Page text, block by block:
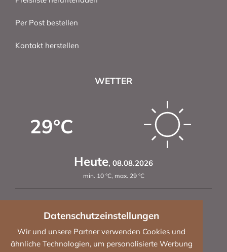
Datenschutzeinstellungen
Wir und unsere Partner verwenden Cookies und
ähnliche Technologien, um personalisierte Werbung
Per Post bestellen
Kontakt herstellen
WETTER
29°C
Heute, 08.08.2026
min. 10 °C, max. 29 °C
So,33 °C Mo,34 °C Di ,30